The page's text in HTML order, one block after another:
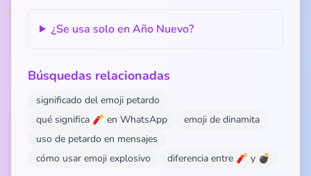
¿Se usa solo en Año Nuevo?
Búsquedas relacionadas
significado del emoji petardo
qué significa 🧨 en WhatsApp
emoji de dinamita
uso de petardo en mensajes
cómo usar emoji explosivo
diferencia entre 🧨 y 💣